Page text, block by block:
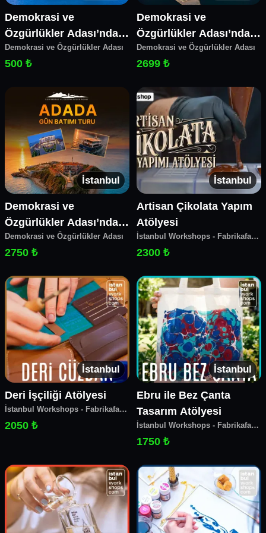
Demokrasi ve
Özgürlükler Adası’nda 1
Günlük Tur
Demokrasi ve Özgürlükler Adası
500 ₺
Demokrasi ve
Özgürlükler Adası’nda
Geleneksel Ramazan
Lezzetleri
Demokrasi ve Özgürlükler Adası
2699 ₺
İstanbul
Demokrasi ve
Özgürlükler Adası’nda
Yemekli Dolunay Turu
Demokrasi ve Özgürlükler Adası
2750 ₺
İstanbul
Artisan Çikolata Yapım
Atölyesi
İstanbul Workshops - Fabrikafa
Make&Coffee
2300 ₺
İstanbul
Deri İşçiliği Atölyesi
İstanbul Workshops - Fabrikafa
Make&Coffee
2050 ₺
İstanbul
Ebru ile Bez Çanta
Tasarım Atölyesi
İstanbul Workshops - Fabrikafa
Make&Coffee
1750 ₺